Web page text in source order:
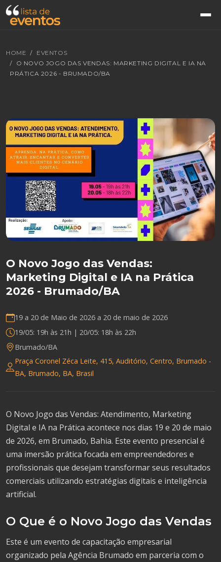
HOME
EVENTOS
O NOVO JOGO DAS VENDAS: MARKETING DIGITAL E IA NA
PRÁTICA 2026 - BRUMADO/BA
O Novo Jogo das Vendas:
Marketing Digital e IA na Prática
2026 - Brumado/BA
19 a 20 de Maio de 2026 a 20 de maio de 2026
19/05: 19h às 21h | 20/05: 18h às 22h
Brumado/BA
Praça Coronel Zéca Leite, 415, Auditório, Centro, Brumado -
BA, Brumado, BA, Brasil
O Novo Jogo das Vendas: Atendimento, Marketing
Digital e IA na Prática acontece nos dias 19 e 20 de maio
de 2026, em Brumado, Bahia. Este evento presencial é
uma imersão prática focada em empreendedores e
profissionais que desejam transformar seus resultados
comerciais utilizando estratégias digitais e inteligência
artificial.
O Que é o Novo Jogo das Vendas
Este é um evento de capacitação empresarial
organizado pela Agência Brumado em parceria com o